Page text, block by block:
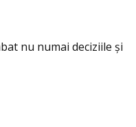
nu numai deciziile și